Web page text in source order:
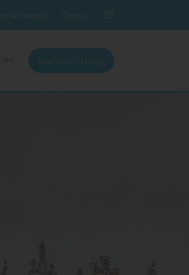
de hoogte Contact
Gratis schatting